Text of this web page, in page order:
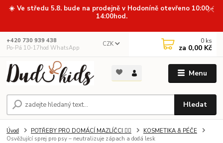
☀️ Ve středu 5.8. bude na prodejně v Hodoníně otevřeno 10:00 -
14:00hod.
Menu
CZK
Hledat
+420 730 939 438
Po-Pá 10-17hod WhatsApp
0 ks
za 0,00 Kč
Úvod POTŘEBY PRO DOMÁCÍ MAZLÍČCI 🐕‍🦺
KOSMETIKA & PÉČE
Osvěžující sprej pro psy – neutralizuje zápach a dodá lesk